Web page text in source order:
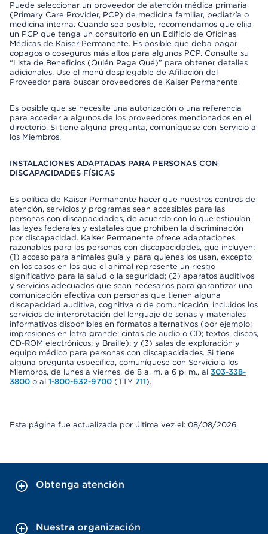
Puede seleccionar un proveedor de atención médica primaria
(Primary Care Provider, PCP) de medicina familiar, pediatría o
medicina interna. Cuando sea posible, recomendamos que elija
un PCP que tenga un consultorio en un Edificio de Oficinas
Médicas de Kaiser Permanente. Es posible que deba pagar
copagos o coseguros más altos para algunos PCP. Consulte su
“Lista de Beneficios (Quién Paga Qué)” para obtener detalles
adicionales. Use el menú desplegable de Afiliación del
Proveedor para buscar proveedores de Kaiser Permanente.
Es posible que se necesite una autorización o una referencia
para acceder a algunos de los proveedores mencionados en el
directorio. Si tiene alguna pregunta, comuníquese con Servicio a
los Miembros.
INSTALACIONES ADAPTADAS PARA PERSONAS CON
DISCAPACIDADES FÍSICAS
Es política de Kaiser Permanente hacer que nuestros centros de
atención, servicios y programas sean accesibles para las
personas con discapacidades, de acuerdo con lo que estipulan
las leyes federales y estatales que prohíben la discriminación
por discapacidad. Kaiser Permanente ofrece adaptaciones
razonables para las personas con discapacidades, que incluyen:
(1) acceso para animales guía y para quienes los usan, excepto
en los casos en los que el animal represente un riesgo
significativo para la salud o la seguridad; (2) aparatos auditivos
y servicios adecuados que sean necesarios para garantizar una
comunicación efectiva con personas que tienen alguna
discapacidad auditiva, cognitiva o de comunicación, incluidos los
servicios de interpretación del lenguaje de señas y materiales
informativos disponibles en formatos alternativos (por ejemplo:
impresiones en letra grande; cintas de audio o CD; textos, discos,
CD-ROM electrónicos; y Braille); y (3) salas de exploración y
equipo médico para personas con discapacidades. Si tiene
alguna pregunta específica, comuníquese con Servicio a los
Miembros, de lunes a viernes, de 8 a. m. a 6 p. m., al 303-338-
3800 o al 1-800-632-9700 (TTY 711).
Esta página fue actualizada por última vez el: 08/08/2026
Obtenga atención
Nuestra organización